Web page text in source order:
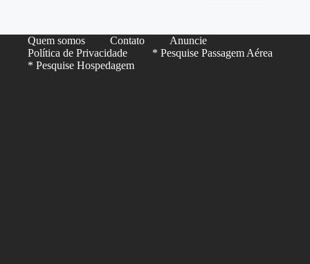
Quem somos Contato
Anuncie
Política de Privacidade
* Pesquise Passagem Aérea
* Pesquise Hospedagem